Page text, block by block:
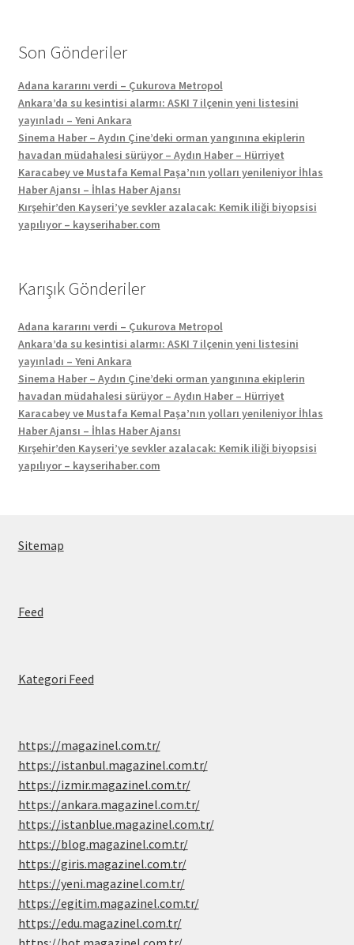
Son Gönderiler
Adana kararını verdi – Çukurova Metropol
Ankara’da su kesintisi alarmı: ASKI 7 ilçenin yeni listesini
yayınladı – Yeni Ankara
Sinema Haber – Aydın Çine’deki orman yangınına ekiplerin
havadan müdahalesi sürüyor – Aydın Haber – Hürriyet
Karacabey ve Mustafa Kemal Paşa’nın yolları yenileniyor İhlas
Haber Ajansı – İhlas Haber Ajansı
Kırşehir’den Kayseri’ye sevkler azalacak: Kemik iliği biyopsisi
yapılıyor – kayserihaber.com
Karışık Gönderiler
Adana kararını verdi – Çukurova Metropol
Ankara’da su kesintisi alarmı: ASKI 7 ilçenin yeni listesini
yayınladı – Yeni Ankara
Sinema Haber – Aydın Çine’deki orman yangınına ekiplerin
havadan müdahalesi sürüyor – Aydın Haber – Hürriyet
Karacabey ve Mustafa Kemal Paşa’nın yolları yenileniyor İhlas
Haber Ajansı – İhlas Haber Ajansı
Kırşehir’den Kayseri’ye sevkler azalacak: Kemik iliği biyopsisi
yapılıyor – kayserihaber.com
Sitemap
Feed
Kategori Feed
https://magazinel.com.tr/
https://istanbul.magazinel.com.tr/
https://izmir.magazinel.com.tr/
https://ankara.magazinel.com.tr/
https://istanblue.magazinel.com.tr/
https://blog.magazinel.com.tr/
https://giris.magazinel.com.tr/
https://yeni.magazinel.com.tr/
https://egitim.magazinel.com.tr/
https://edu.magazinel.com.tr/